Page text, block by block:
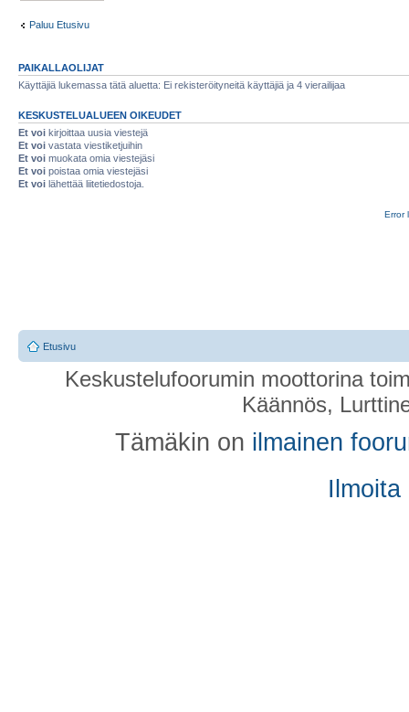
Paluu Etusivu
PAIKALLAOLIJAT
Käyttäjiä lukemassa tätä aluetta: Ei rekisteröityneitä käyttäjiä ja 4 vierailijaa
KESKUSTELUALUEEN OIKEUDET
Et voi kirjoittaa uusia viestejä
Et voi vastata viestiketjuihin
Et voi muokata omia viestejäsi
Et voi poistaa omia viestejäsi
Et voi lähettää liitetiedostoja.
Error
Etusivu
Keskustelufoorumin moottorina
Käännös,
Tämäkin on ilmainen